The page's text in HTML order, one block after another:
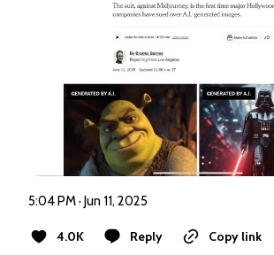
5:04 PM · Jun 11, 2025
4.0K Reply
Copy link